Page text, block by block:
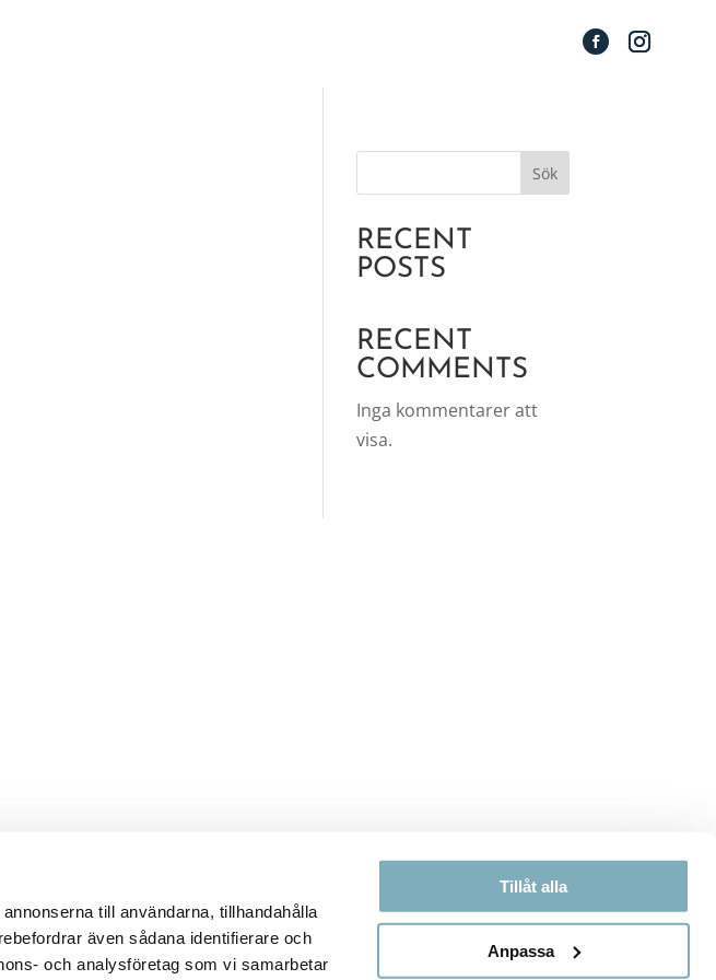
till användarna, tillhandahålla
även sådana identifierare och
och analysföretag som vi samarbetar
Tillåt alla
Anpassa
Sök
RECENT
POSTS
RECENT
COMMENTS
Inga kommentarer att
visa.